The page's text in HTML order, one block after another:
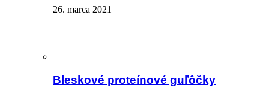
26. marca 2021
Bleskové proteínové guľôčky